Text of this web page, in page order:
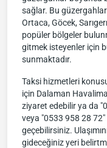
sağlar. Bu
Ortaca, Göcek,
popüler bölgeler
gitmek isteyenler için
sunmaktadır.
Taksi hizmetleri
için Dalaman
ziyaret edebilir ya da
veya "0533 958 28
geçebilirsiniz.
gideceğiniz yeri